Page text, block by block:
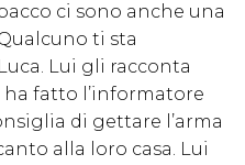
ci sono anche una
ti sta
Lui gli racconta
fatto l’informatore
di gettare l’arma
alla loro casa. Lui